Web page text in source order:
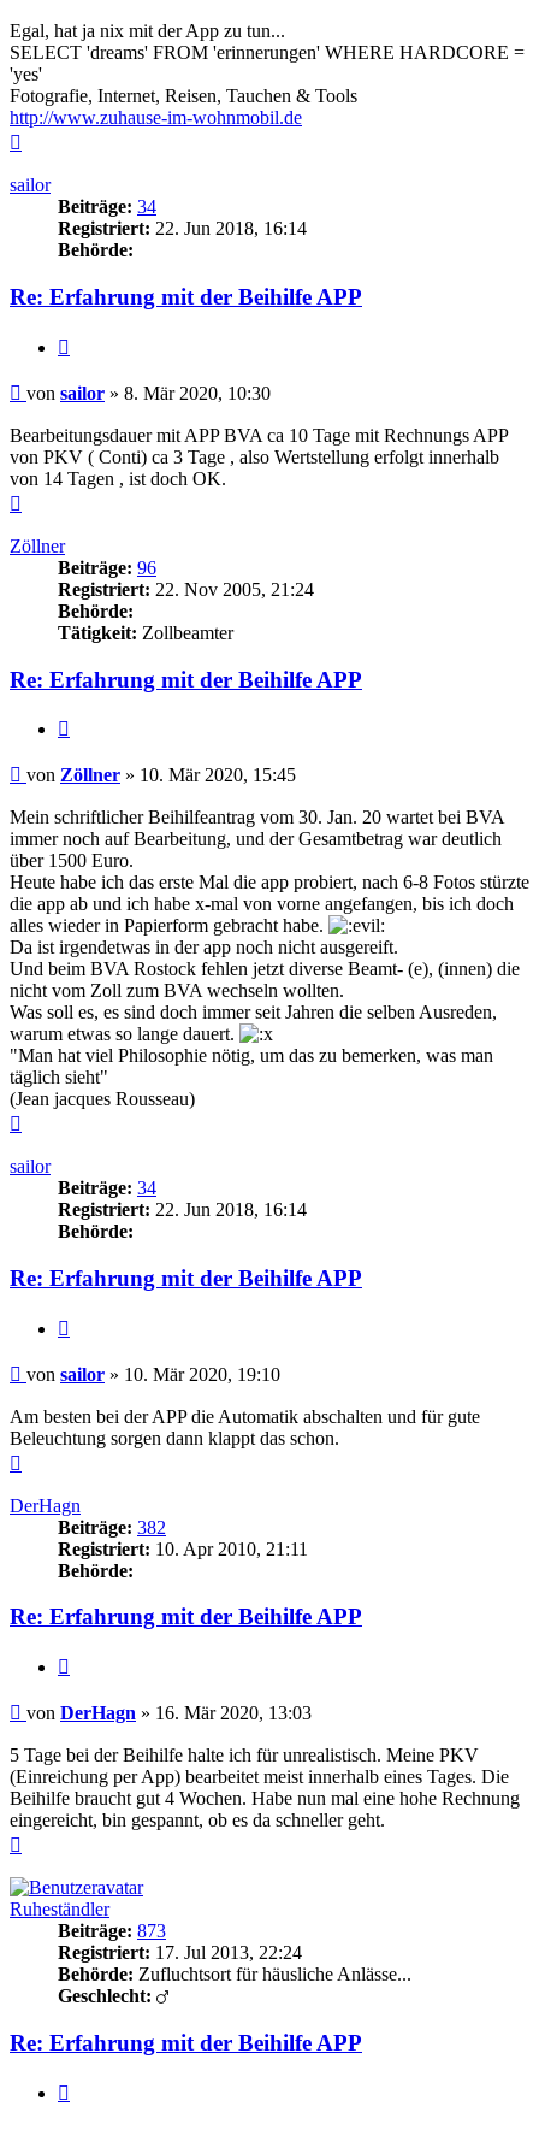
Egal, hat ja nix mit der App zu tun...
SELECT 'dreams' FROM 'erinnerungen' WHERE HARDCORE =
'yes'
Fotografie, Internet, Reisen, Tauchen & Tools
http://www.zuhause-im-wohnmobil.de
sailor
Beiträge: 34
Registriert: 22. Jun 2018, 16:14
Behörde:
Re: Erfahrung mit der Beihilfe APP
Beitrag
von sailor » 8. Mär 2020, 10:30
Bearbeitungsdauer mit APP BVA ca 10 Tage mit Rechnungs APP
von PKV ( Conti) ca 3 Tage , also Wertstellung erfolgt innerhalb
von 14 Tagen , ist doch OK.
Zöllner
Beiträge: 96
Registriert: 22. Nov 2005, 21:24
Behörde:
Tätigkeit: Zollbeamter
Re: Erfahrung mit der Beihilfe APP
Beitrag
von Zöllner » 10. Mär 2020, 15:45
Mein schriftlicher Beihilfeantrag vom 30. Jan. 20 wartet bei BVA
immer noch auf Bearbeitung, und der Gesamtbetrag war deutlich
über 1500 Euro.
Heute habe ich das erste Mal die app probiert, nach 6-8 Fotos stürzte
die app ab und ich habe x-mal von vorne angefangen, bis ich doch
alles wieder in Papierform gebracht habe.
Da ist irgendetwas in der app noch nicht ausgereift.
Und beim BVA Rostock fehlen jetzt diverse Beamt- (e), (innen) die
nicht vom Zoll zum BVA wechseln wollten.
Was soll es, es sind doch immer seit Jahren die selben Ausreden,
warum etwas so lange dauert.
"Man hat viel Philosophie nötig, um das zu bemerken, was man
täglich sieht"
(Jean jacques Rousseau)
sailor
Beiträge: 34
Registriert: 22. Jun 2018, 16:14
Behörde:
Re: Erfahrung mit der Beihilfe APP
Beitrag
von sailor » 10. Mär 2020, 19:10
Am besten bei der APP die Automatik abschalten und für gute
Beleuchtung sorgen dann klappt das schon.
DerHagn
Beiträge: 382
Registriert: 10. Apr 2010, 21:11
Behörde:
Re: Erfahrung mit der Beihilfe APP
Beitrag
von DerHagn » 16. Mär 2020, 13:03
5 Tage bei der Beihilfe halte ich für unrealistisch. Meine PKV
(Einreichung per App) bearbeitet meist innerhalb eines Tages. Die
Beihilfe braucht gut 4 Wochen. Habe nun mal eine hohe Rechnung
eingereicht, bin gespannt, ob es da schneller geht.
Ruheständler
Beiträge: 873
Registriert: 17. Jul 2013, 22:24
Behörde: Zufluchtsort für häusliche Anlässe...
Geschlecht:
Re: Erfahrung mit der Beihilfe APP